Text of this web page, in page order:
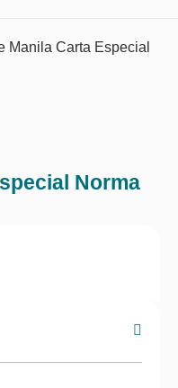
Manila Carta Especial
Norma